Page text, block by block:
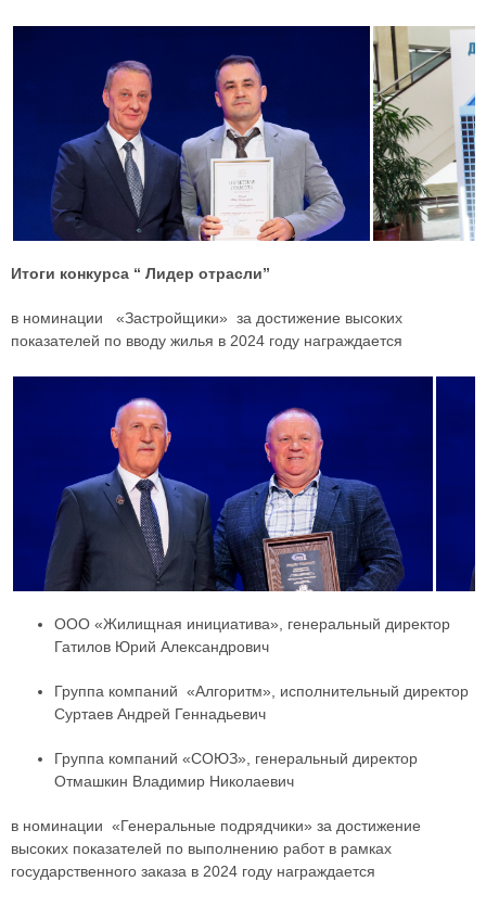
Итоги конкурса “ Лидер отрасли”
в номинации «Застройщики» за достижение высоких
показателей по вводу жилья в 2024 году награждается
ООО «Жилищная инициатива», генеральный директор
Гатилов Юрий Александрович
Группа компаний «Алгоритм», исполнительный директор
Суртаев Андрей Геннадьевич
Группа компаний «СОЮЗ», генеральный директор
Отмашкин Владимир Николаевич
в номинации «Генеральные подрядчики» за достижение
высоких показателей по выполнению работ в рамках
государственного заказа в 2024 году награждается